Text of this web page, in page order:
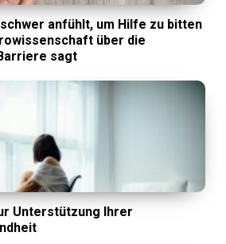
anfühlt, um Hilfe zu bitten
über die
sagt
Unterstützung Ihrer